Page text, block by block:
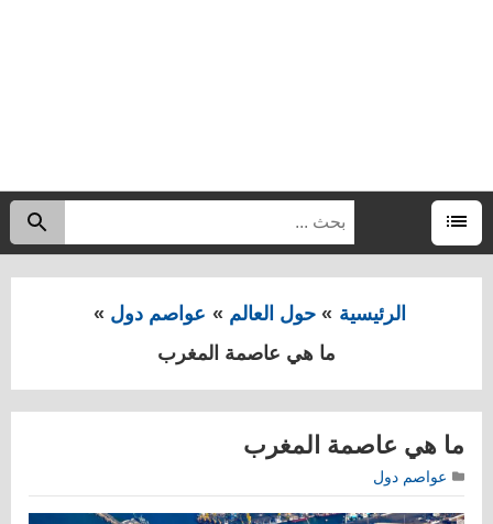
القائمة
عن:
الرئيسية حول العالم
عواصم دول
ما هي عاصمة المغرب
ما هي عاصمة المغرب
عواصم دول